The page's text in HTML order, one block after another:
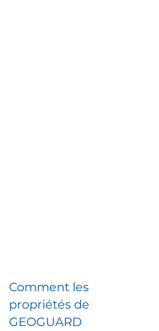
Comment les
propriétés de
GEOGUARD